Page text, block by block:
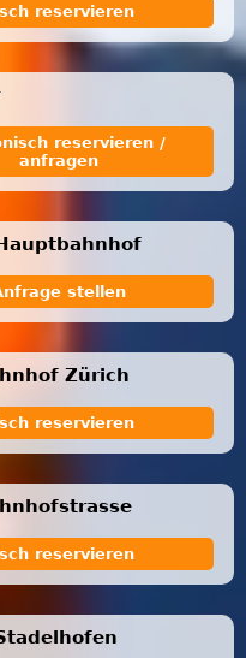
reservieren
reservieren /
anfragen
stellen
Zürich
reservieren
reservieren